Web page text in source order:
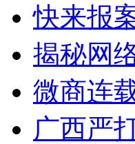
快来报
揭秘网
微商连
广西严